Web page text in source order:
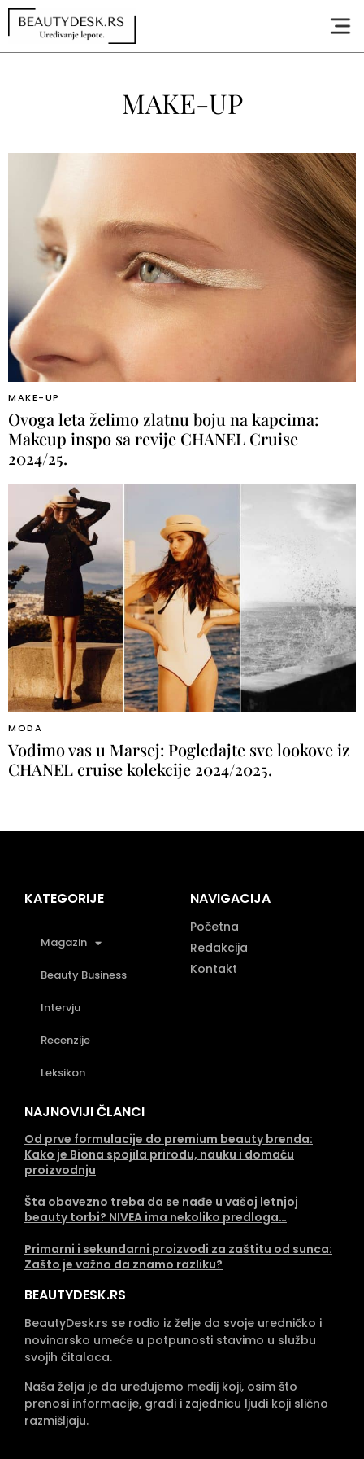
MAKE-UP
MAKE-UP
Ovoga leta želimo zlatnu boju na kapcima:
Makeup inspo sa revije CHANEL Cruise
2024/25.
MODA
Vodimo vas u Marsej: Pogledajte sve lookove iz
CHANEL cruise kolekcije 2024/2025.
KATEGORIJE
Magazin
Beauty Business
Intervju
Recenzije
Leksikon
NAVIGACIJA
Početna
Redakcija
Kontakt
NAJNOVIJI ČLANCI
Od prve formulacije do premium beauty brenda:
Kako je Biona spojila prirodu, nauku i domaću
proizvodnju
Šta obavezno treba da se nađe u vašoj letnjoj
beauty torbi? NIVEA ima nekoliko predloga…
Primarni i sekundarni proizvodi za zaštitu od sunca:
Zašto je važno da znamo razliku?
BEAUTYDESK.RS
BeautyDesk.rs se rodio iz želje da svoje uredničko i
novinarsko umeće u potpunosti stavimo u službu
svojih čitalaca.
Naša želja je da uređujemo medij koji, osim što
prenosi informacije, gradi i zajednicu ljudi koji slično
razmišljaju.